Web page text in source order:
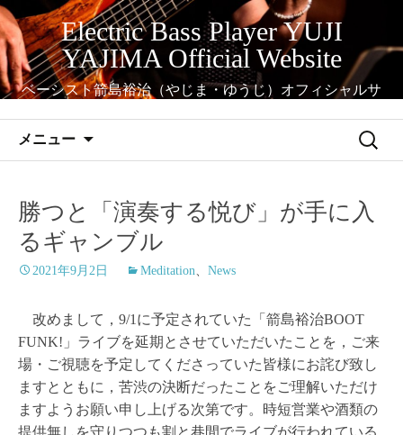
コ
ン
テ
ン
ツ
へ
Electric Bass Player YUJI
YAJIMA Official Website
ベーシスト箭島裕治（やじま・ゆうじ）オフィシャルサ
メニュー
検
勝つと「演奏する悦び」が手に入
るギャンブル
2021年9月2日 Meditation、 News
改めまして，9/1に予定されていた「箭島裕治BOOT
FUNK!」ライブを延期とさせていただいたことを，ご来
場・ご視聴を予定してくださっていた皆様にお詫び致し
ますとともに，苦渋の決断だったことをご理解いただけ
ますようお願い申し上げる次第です。時短営業や酒類の
提供無しを守りつつも割と巷間でライブが行われている